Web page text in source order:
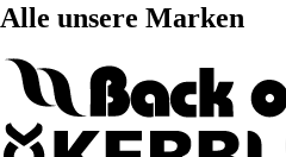
Alle unsere Marken